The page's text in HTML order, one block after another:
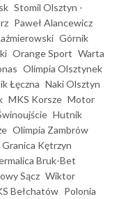
Stomil Olsztyn -
Paweł Alancewicz
Górnik
Orange Sport Warta
Olimpia Olsztynek
Łęczna Naki Olsztyn
MKS Korsze Motor
Hutnik
Olimpia Zambrów
Granica Kętrzyn
Bruk-Bet
Sącz Wiktor
Bełchatów Polonia